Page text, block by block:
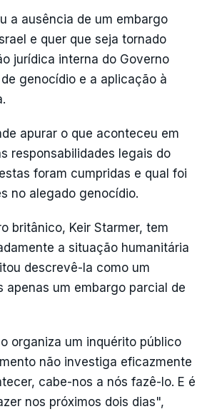
a ausência de um embargo
e quer que seja tornado
jurídica interna do Governo
genocídio e a aplicação à
apurar o que aconteceu em
responsabilidades legais do
foram cumpridas e qual foi
no alegado genocídio.
britânico, Keir Starmer, tem
a situação humanitária
descrevê-la como um
apenas um embargo parcial de
organiza um inquérito público
não investiga eficazmente
cabe-nos a nós fazê-lo. E é
nos próximos dois dias",